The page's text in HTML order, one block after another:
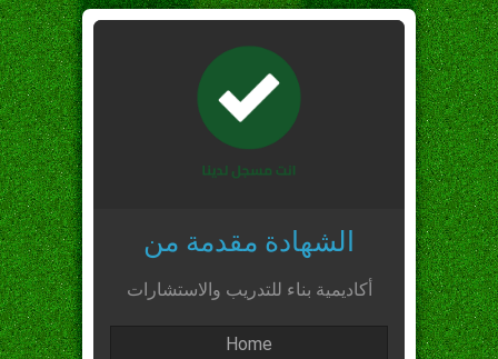
الشهادة مقدمة من
أكاديمية بناء للتدريب والاستشارات
Home